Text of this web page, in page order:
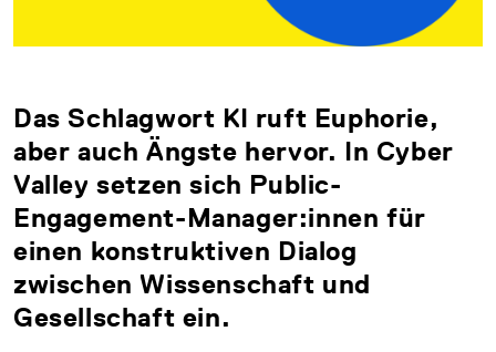
Das Schlagwort KI ruft Euphorie,
aber auch Ängste hervor. In Cyber
Valley setzen sich Public-
Engagement-Manager:innen für
einen konstruktiven Dialog
zwischen Wissenschaft und
Gesellschaft ein.